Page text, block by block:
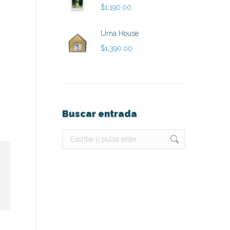
$1,190.00
Urna House
$1,390.00
Buscar entrada
Buscar: